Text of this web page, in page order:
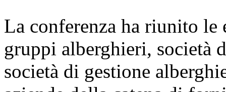
La conferenza ha riunito
gruppi alberghieri, società
società di gestione